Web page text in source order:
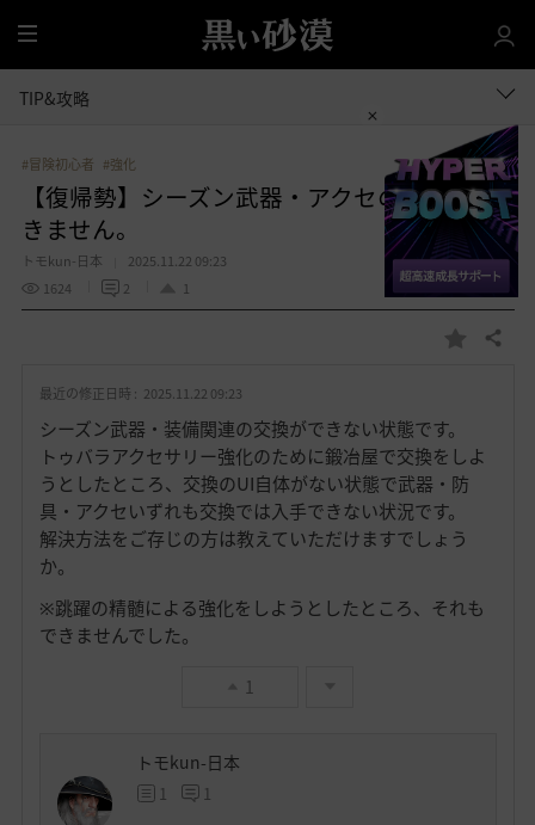
全
体
TIP&攻略
#冒険初心者 #強化
【復帰勢】シーズン武器・アクセの交換がで
きません。
トモkun-日本
2025.11.22 09:23
1624
2 1
お
入
り
共有する
最近の修正日時 : 2025.11.22 09:23
シーズン武器・装備関連の交換ができない状態です。
トゥバラアクセサリー強化のために鍛冶屋で交換をしよ
うとしたところ、交換のUI自体がない状態で武器・防
具・アクセいずれも交換では入手できない状況です。
解決方法をご存じの方は教えていただけますでしょう
か。
※跳躍の精髄による強化をしようとしたところ、それも
できませんでした。
1
トモkun-日本
1 1